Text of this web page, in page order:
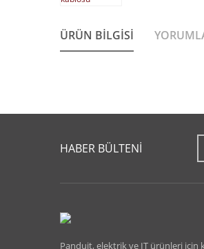
ÜRÜN BILGISI
Görüş ve önerileriniz için teşekkür
Ürün açıklamasında eksik
Bu ürüne benzer farklı
HABER BÜLTENİ
Panduit, elektrik ve IT ürünleri için